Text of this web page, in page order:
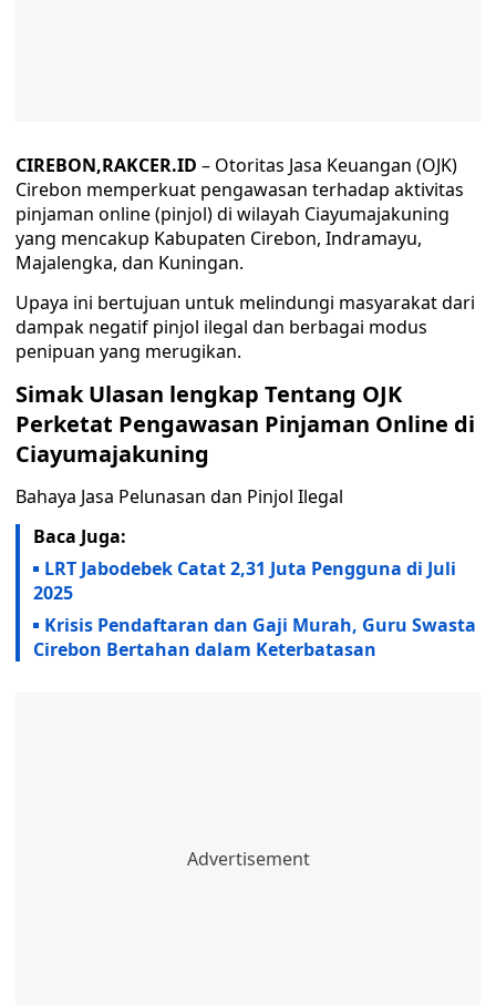
CIREBON,RAKCER.ID – Otoritas Jasa Keuangan (OJK)
Cirebon memperkuat pengawasan terhadap aktivitas
pinjaman online (pinjol) di wilayah Ciayumajakuning
yang mencakup Kabupaten Cirebon, Indramayu,
Majalengka, dan Kuningan.
Upaya ini bertujuan untuk melindungi masyarakat dari
dampak negatif pinjol ilegal dan berbagai modus
penipuan yang merugikan.
Simak Ulasan lengkap Tentang OJK
Perketat Pengawasan Pinjaman Online di
Ciayumajakuning
Bahaya Jasa Pelunasan dan Pinjol Ilegal
Baca Juga:
LRT Jabodebek Catat 2,31 Juta Pengguna di Juli
2025
Krisis Pendaftaran dan Gaji Murah, Guru Swasta
Cirebon Bertahan dalam Keterbatasan